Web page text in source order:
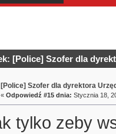
[Police] Szofer dla
[Police] Szofer dla dyrektora
« Odpowiedź #15 dnia: Stycznia 18,
tylko zeby